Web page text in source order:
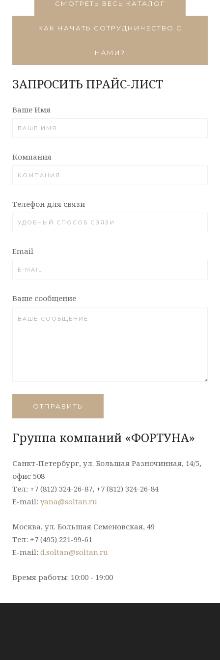
СМОТРЕТЬ ВЕСЬ КАТАЛОГ
КАК НАЧАТЬ СОТРУДНИЧЕСТВО С
НАМИ?
ЗАПРОСИТЬ ПРАЙС-ЛИСТ
Ваше Имя
Компания
Телефон для связи
Email
Ваше сообщение
ОТПРАВИТЬ
Группа компаний «ФОРТУНА»
Санкт-Петербург, ул. Большая Разночинная, 14/5,
офис 508
Тел: +7 (812) 324-26-87, +7 (812) 324-26-84
E-mail: yana@soltan.ru
Москва, ул. Большая Семеновская, 49
Тел: +7 (495) 221-99-61
E-mail: d.soltan@soltan.ru
Время работы: 10:00 - 19:00